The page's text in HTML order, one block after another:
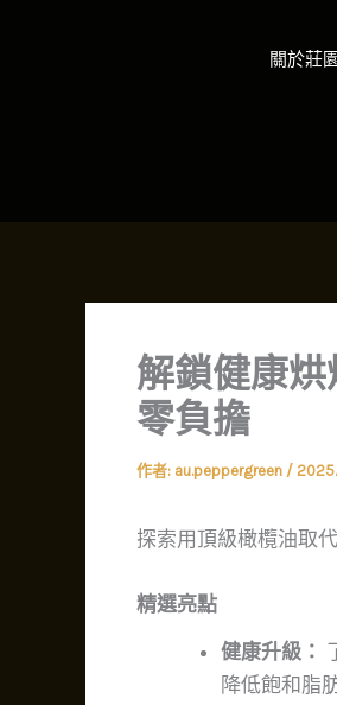
關於莊園
解鎖健康
零負擔
作者: au.peppergreen /
探索用頂級橄欖油取
精選亮點
健康升級：
降低飽和脂